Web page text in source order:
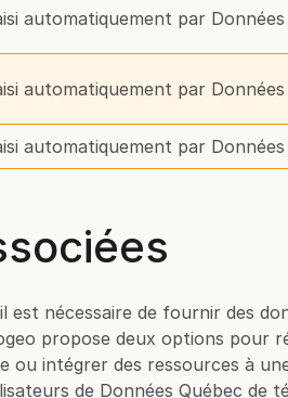
automatiquement par Données
automatiquement par Données
automatiquement par Données
est nécessaire de fournir des
propose deux options pour
ou intégrer des ressources à
de Données Québec de